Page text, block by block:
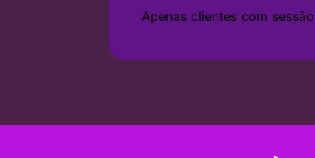
Apenas clientes com